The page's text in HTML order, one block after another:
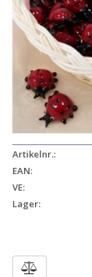
Artikelnr.:
EAN:
VE:
Lager: